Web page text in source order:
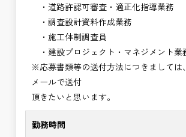
・道路許認可審査・適正化指導業務
・調査設計資料作成業務
・施工体制調査員
・建設プロジェクト・マネジメント業
※応募書類等の送付方法につきましては
メールで送付
頂きたいと思います。
勤務時間